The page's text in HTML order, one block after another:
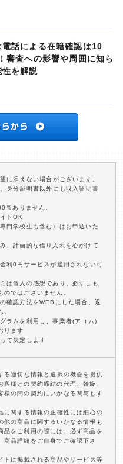
電話による在籍確認は10
審査への影響や周囲に知ら
を解説
添えない場合がございます。
身分証明書以外にも収入証明書
％ありません。
トOK
門学校生も含む）はお申込いた
、計画的な借り入れを心がけて
利0円サービスが適用されない可
は個人の感想であり、必ずしも
ではございません。
確認方法をWEBにした場合、返
。
ラムを利用し、事業者(アコム)
ります
て決定します
る適切な情報と選択の機会を提供
様との契約締結の代理、斡旋、
様の間の契約にいかなる関与もす
に関する情報の正確性には細心の
他の商品に関するいかなる情報も
品をご利用の際には、必ず商品を
品詳細をご自身でご確認下さ
トに掲載される商品やサービス等